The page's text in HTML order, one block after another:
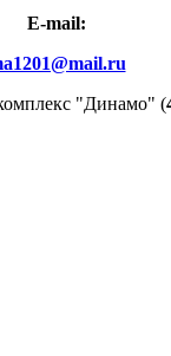
E-mail:
"Динамо" (